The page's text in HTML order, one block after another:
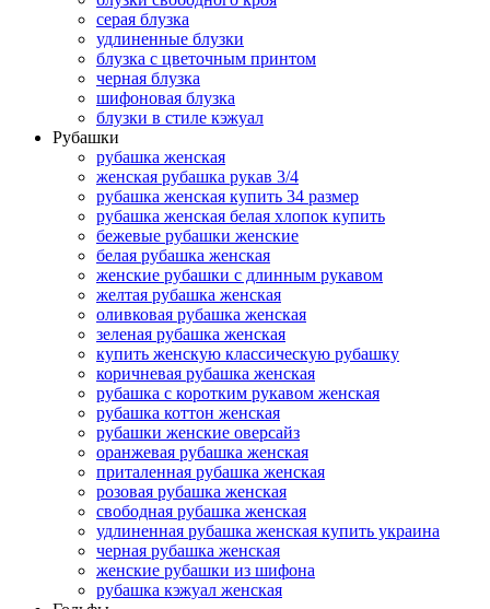
серая блузка
удлиненные блузки
блузка с цветочным принтом
черная блузка
шифоновая блузка
блузки в стиле кэжуал
Рубашки
рубашка женская
женская рубашка рукав 3/4
рубашка женская купить 34 размер
рубашка женская белая хлопок купить
бежевые рубашки женские
белая рубашка женская
женские рубашки с длинным рукавом
желтая рубашка женская
оливковая рубашка женская
зеленая рубашка женская
купить женскую классическую рубашку
коричневая рубашка женская
рубашка с коротким рукавом женская
рубашка коттон женская
рубашки женские оверсайз
оранжевая рубашка женская
приталенная рубашка женская
розовая рубашка женская
свободная рубашка женская
удлиненная рубашка женская купить украина
черная рубашка женская
женские рубашки из шифона
рубашка кэжуал женская